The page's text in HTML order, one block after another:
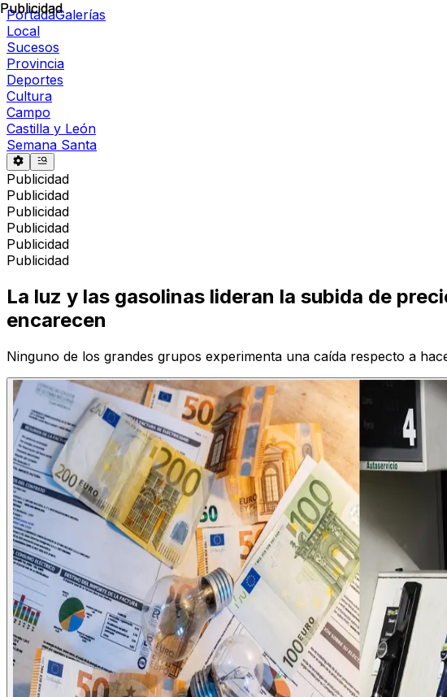
PortadaGalerías
Local
Sucesos
Provincia
Deportes
Cultura
Campo
Castilla y León
Semana Santa
Publicidad
Publicidad
Publicidad
Publicidad
Publicidad
Publicidad
Publicidad
La luz y las gasolinas lideran la subida de
encarecen
Ninguno de los grandes grupos experimenta una caída respecto a
Publicidad